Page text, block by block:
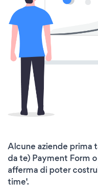
Alcune aziende prima
da te) Payment Form
afferma di poter
time'.